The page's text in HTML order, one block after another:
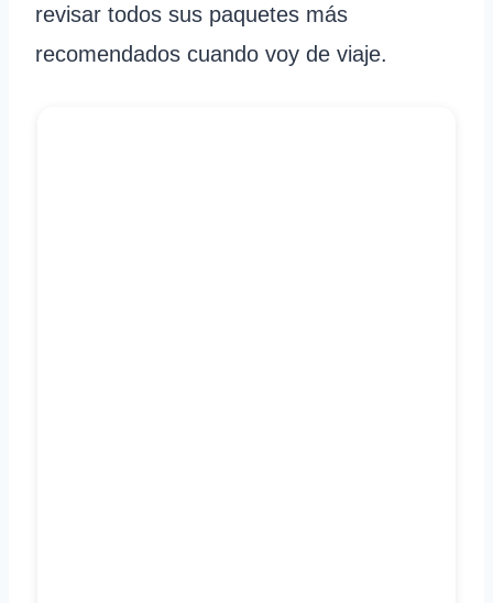
revisar todos sus paquetes más
recomendados cuando voy de viaje.